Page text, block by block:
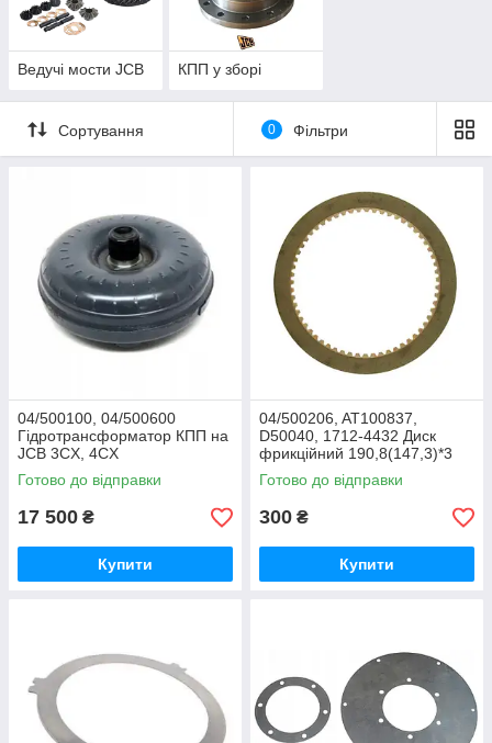
Ведучі мости JCB КПП у зборі
Сортування 0 Фільтри
04/500100, 04/500600
Гідротрансформатор КПП на
JCB 3CX, 4CX
Готово до відправки
17 500 ₴
Купити
04/500206, AT100837,
D50040, 1712-4432 Диск
фрикційний 190,8(147,3)*3
Z=59 КПП JCB 3CX, 4CX,
5CX, 214, 215, 217
Готово до відправки
300 ₴
Купити